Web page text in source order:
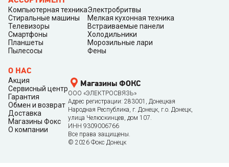
Компьютерная техника
Стиральные машины
Телевизоры
Смартфоны
Планшеты
Пылесосы
Электробритвы
Мелкая кухонная техника
Встраиваемые панели
Холодильники
Морозильные лари
Фены
О НАС
Акция
Сервисный центр
Гарантия
Обмен и возврат
Доставка
Магазины Фокс
О компании
Магазины ФОКС
ООО «ЭЛЕКТРОСВЯЗЬ»
Адрес регистрации: 283001, Донецкая
Народная Республика, г. Донецк, г.о. Донецк,
улица Челюскинцев, дом 107.
ИНН 9309006766
Все права защищены.
© 2026 Фокс Донецк